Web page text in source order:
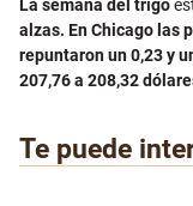
La semana del trigo
alzas. En Chicago las
repuntaron un 0,23 y
207,76 a 208,32
Te puede